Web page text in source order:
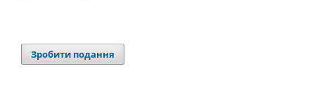
Зробити подання